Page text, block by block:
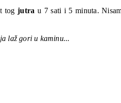
tog jutra u 7 sati i 5 minuta.
laž gori u kaminu...